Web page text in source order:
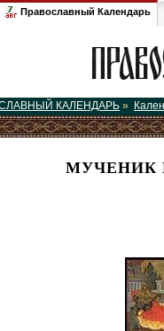
Православный Календарь
КАЛЕНДАРЬ »
МУЧЕНИК